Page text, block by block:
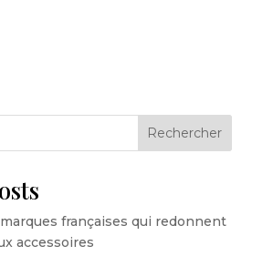
Rechercher
françaises qui redonnent
accessoires